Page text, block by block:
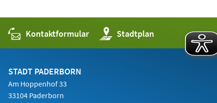
Kontaktformular Stadtplan
(Öffnet
in
einem
STADT PADERBORN
Am Hoppenhof 33
33104 Paderborn